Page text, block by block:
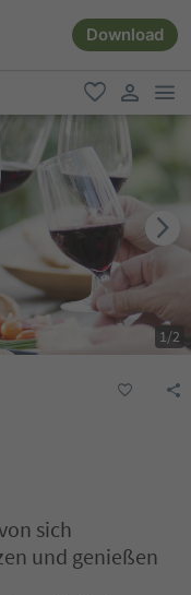
Download
favorit
user link
1/2
sich
und genießen